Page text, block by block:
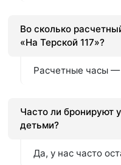
Во сколько
«На Терской 117»?
Расчетные часы —
Часто ли бронируют
детьми?
Да, у нас часто